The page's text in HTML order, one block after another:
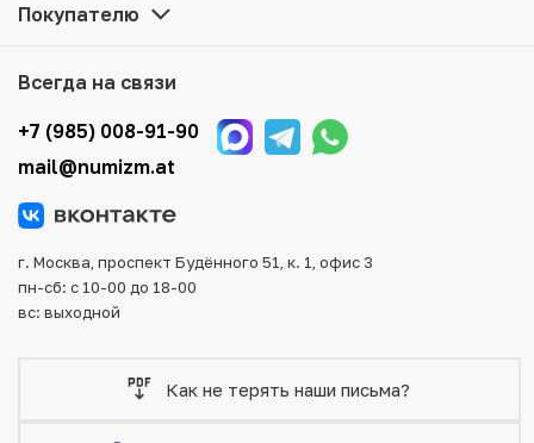
наличии на нашем складе.
того, возможен самовывоз товара из офиса магазина.
Для вашего удобства представлены несколько способов
оплаты и доставки заказа. Все отправления надежно и
тщательно упаковываются, что исключает возможность
Покупателю
Всегда на связи
+7 (985) 008-91-90
mail@numizm.at
г. Москва, проспект Будённого 51, к. 1, офис 3
пн-сб: с 10-00 до 18-00
вс: выходной
Как не терять наши письма?